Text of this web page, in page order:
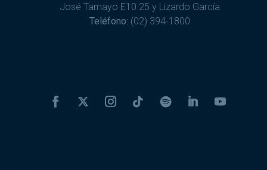
José Tamayo E10 25 y Lizardo García
Teléfono: (02) 394-1800